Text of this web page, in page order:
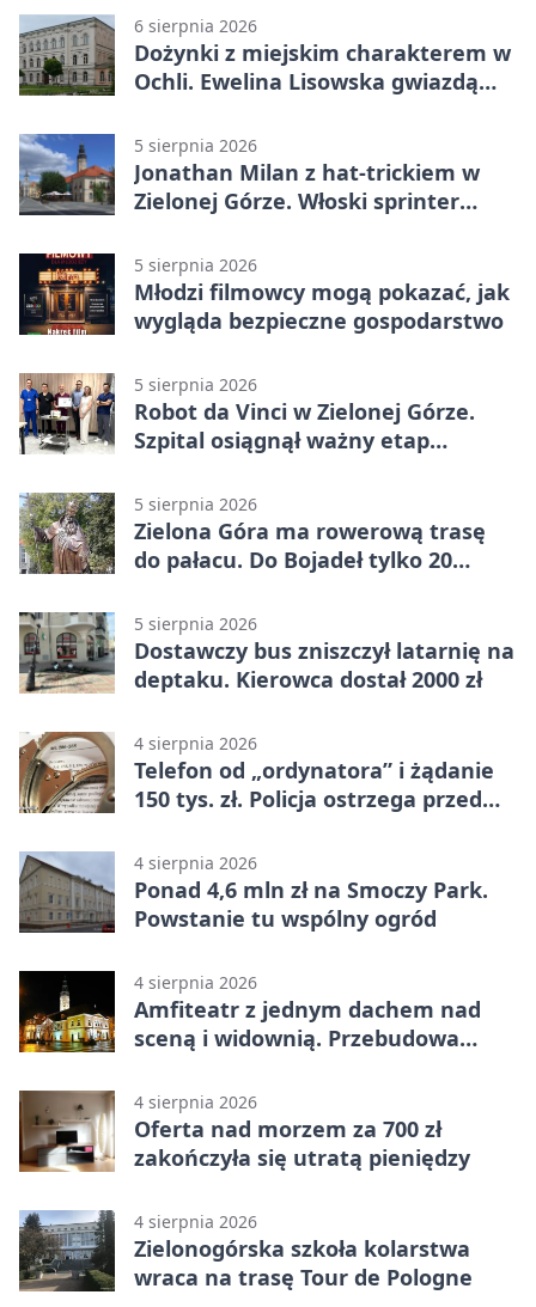
6 sierpnia 2026
Dożynki z miejskim charakterem w
Ochli. Ewelina Lisowska gwiazdą
5 sierpnia 2026
Jonathan Milan z hat-trickiem w
Zielonej Górze. Włoski sprinter
5 sierpnia 2026
Młodzi filmowcy mogą pokazać, jak
wygląda bezpieczne gospodarstwo
5 sierpnia 2026
Robot da Vinci w Zielonej Górze.
Szpital osiągnął ważny etap
5 sierpnia 2026
Zielona Góra ma rowerową trasę
do pałacu. Do Bojadeł tylko 20
5 sierpnia 2026
Dostawczy bus zniszczył latarnię na
deptaku. Kierowca dostał 2000 zł
4 sierpnia 2026
Telefon od „ordynatora” i żądanie
150 tys. zł. Policja ostrzega przed
4 sierpnia 2026
Ponad 4,6 mln zł na Smoczy Park.
Powstanie tu wspólny ogród
4 sierpnia 2026
Amfiteatr z jednym dachem nad
sceną i widownią. Przebudowa
4 sierpnia 2026
Oferta nad morzem za 700 zł
zakończyła się utratą pieniędzy
4 sierpnia 2026
Zielonogórska szkoła kolarstwa
wraca na trasę Tour de Pologne